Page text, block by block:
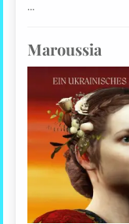
…
Maroussia